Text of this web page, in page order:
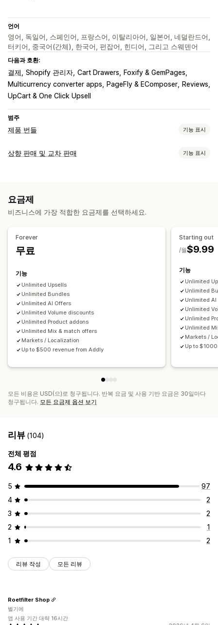
언어
영어, 독일어, 스페인어, 프랑스어, 이탈리아어, 일본어, 네덜란드어,
터키어, 중국어(간체), 한국어, 펀잡어, 힌디어, 그리고 스웨덴어
다음과 호환:
결제 Shopify 관리자 Cart Drawers
Foxify & GemPages
Multicurrency converter apps
PageFly & EComposer
Reviews
UpCart & One Click Upsell
범주
제품 번들 기능 표시
번들 유형
함께 자주 구매하는 제품
사용자 지정 번들
설정 가능한 가격
고정 가격
균일 할인
도매가
상향 판매 및 교차 판매 기능 표시
원클릭 추가 기능
사용자 지정 HTML 끌어서 놓기 편집기 여러 통화
제안 및 권장 사항
보증 기간
제품 추가 옵션
번들
수량 구분 수량 할인
구독 업그레이드
우선 순위 처리
분석
A/B 테스트
클릭률 전환율 퍼널 추적
요금제
비즈니스에 가장 적합한 요금제를 선택하세요.
Forever
무료
기능
Unlimited Upsells
Unlimited Bundles
Unlimited AI Offers
Unlimited Volume discounts
Unlimited Product addons
Unlimited Mix & match offers
Markets / Localization
Up to $500 revenue from Addly
Starting out
$9.99
/월
기능
Unlimited
Unlimited
Unlimited
Unlimited
Unlimited
Unlimited
Markets /
Up to
모든 비용은 USD(으)로 청구됩니다. 반복 요금 및 사용 기반 요금은 30일마다
청구됩니다. 모든 요금제 옵션 보기
리뷰 (104)
전체 평점
4.6
5
97
4
2
3
2
2
1
1
2
리뷰 작성 모든 리뷰
Roetfilter Shop
벨기에
앱 사용 기간 대략 16시간